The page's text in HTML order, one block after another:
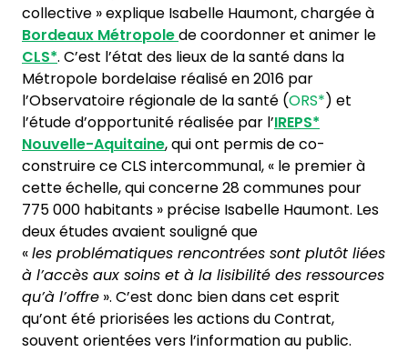
collective » explique Isabelle Haumont, chargée à
Bordeaux Métropolede coordonner et animer le
CLS*. C’est l’état des lieux de la santé dans la
Métropole bordelaise réalisé en 2016 par
l’Observatoire régionale de la santé (ORS*) et
l’étude d’opportunité réalisée par l’IREPS*
Nouvelle-Aquitaine, qui ont permis de co-
construire ce CLS intercommunal, « le premier à
cette échelle, qui concerne 28 communes pour
775 000 habitants » précise Isabelle Haumont. Les
deux études avaient souligné que
«les problématiques rencontrées sont plutôt liées
à l’accès aux soins et à la lisibilité des ressources
qu’à l’offre ». C’est donc bien dans cet esprit
qu’ont été priorisées les actions du Contrat,
souvent orientées vers l’information au public.